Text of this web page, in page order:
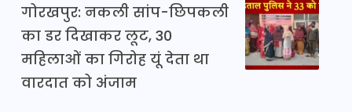
गोरखपुर: नकली सांप-छिपकली
का डर दिखाकर लूट, 30
महिलाओं का गिरोह यूं देता था
वारदात को अंजाम